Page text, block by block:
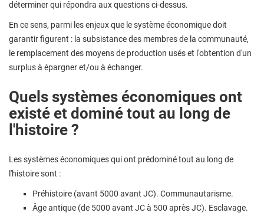
déterminer qui répondra aux questions ci-dessus.
En ce sens, parmi les enjeux que le système économique doit
garantir figurent : la subsistance des membres de la communauté,
le remplacement des moyens de production usés et l'obtention d'un
surplus à épargner et/ou à échanger.
Quels systèmes économiques ont
existé et dominé tout au long de
l'histoire ?
Les systèmes économiques qui ont prédominé tout au long de
l'histoire sont :
Préhistoire (avant 5000 avant JC). Communautarisme.
Âge antique (de 5000 avant JC à 500 après JC). Esclavage.